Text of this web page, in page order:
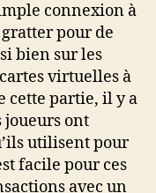
connexion à
pour de
bien sur les
virtuelles à
cette partie, il y a
joueurs ont
utilisent pour
facile pour ces
avec un